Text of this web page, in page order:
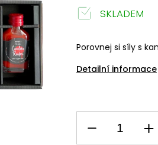
Porovnej si síly s
Detailní informace
SKLADEM